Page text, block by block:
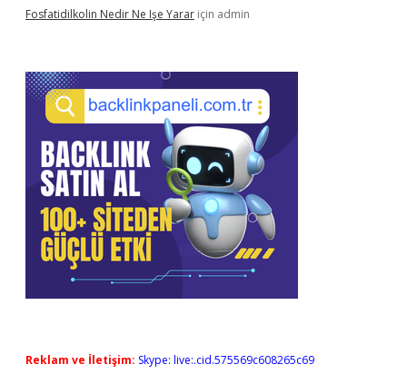
Fosfatidilkolin Nedir Ne Işe Yarar için admin
Reklam ve İletişim: Skype: live:.cid.575569c608265c69